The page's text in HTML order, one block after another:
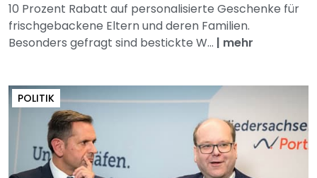
10 Prozent Rabatt auf personalisierte Geschenke für
frischgebackene Eltern und deren Familien.
Besonders gefragt sind bestickte W... | mehr
POLITIK